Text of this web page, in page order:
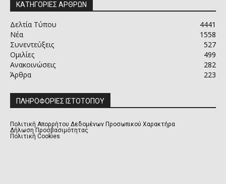
ΚΑΤΗΓΟΡΙΕΣ ΑΡΘΡΩΝ
Δελτία Τύπου
4441
Νέα
1558
Συνεντεύξεις
527
Ομιλίες
499
Ανακοινώσεις
282
Άρθρα
223
ΠΛΗΡΟΦΟΡΙΕΣ ΙΣΤΟΤΟΠΟΥ
Πολιτική Απορρήτου Δεδομένων Προσωπικού Χαρακτήρα
Δήλωση Προσβασιμότητας
Πολιτική Cookies